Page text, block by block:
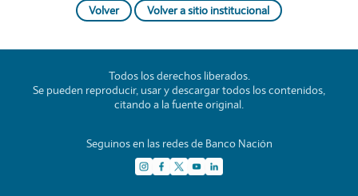
Volver Volver a sitio institucional
Todos los derechos liberados.
Se pueden reproducir, usar y descargar todos los contenidos,
citando a la fuente original.
Seguinos en las redes de Banco Nación